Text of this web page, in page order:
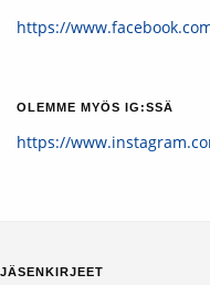
https://
OLEMME MYÖS IG:SSÄ
https://
JÄSENKIRJEET